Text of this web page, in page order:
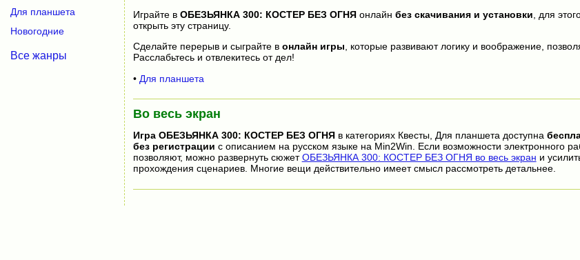
Играйте в ОБЕЗЬЯНКА 300: КОСТЕР БЕЗ ОГНЯонлайн без скачивания и установки , для
открыть эту страницу.
Сделайте перерыв и сыграйте в онлайн игры , которые развивают логику и воображение,
Расслабьтесь и отвлекитесь от дел!
• Для планшета
Во весь экран
Игра ОБЕЗЬЯНКА 300: КОСТЕР БЕЗ ОГНЯв категориях Квесты, Для планшета доступна
без регистрации с описанием на русском языке на Min2Win. Если возможности электронного
позволяют, можно развернуть сюжетОБЕЗЬЯНКА 300: КОСТЕР БЕЗ ОГНЯ во весь экран и
прохождения сценариев. Многие вещи действительно имеет смысл рассмотреть детальнее.
Для планшета
Новогодние
Все жанры